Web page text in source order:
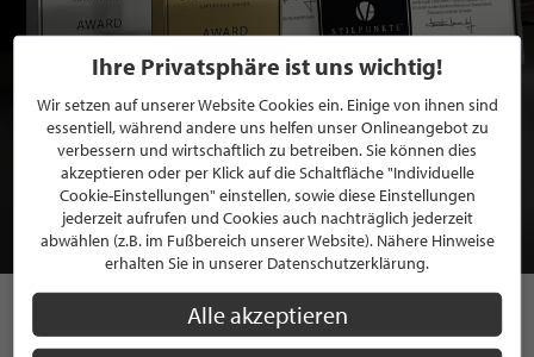
BEWERBEN SIE SICH FÜR EINE GRATIS
MITGLIEDSCHAFT BEI STILPUNKTE®
JETZT GRATIS BEWERBEN
Ihre Privatsphäre ist uns wichtig!
Wir setzen auf unserer Website Cookies ein. Einige von ihnen sind
essentiell, während andere uns helfen unser Onlineangebot zu
verbessern und wirtschaftlich zu betreiben. Sie können dies
akzeptieren oder per Klick auf die Schaltfläche "Individuelle
Cookie-Einstellungen" einstellen, sowie diese Einstellungen
jederzeit aufrufen und Cookies auch nachträglich jederzeit
abwählen (z.B. im Fußbereich unserer Website). Nähere Hinweise
erhalten Sie in unserer Datenschutzerklärung.
Alle akzeptieren